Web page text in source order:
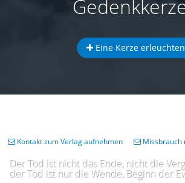
Eine Kerze erleuchten
Der Tod ist nicht das Ende, nicht die
der Tod ist nur die Wende, Beginn der
Kontakt zum Verlag aufnehmen Missbrauch